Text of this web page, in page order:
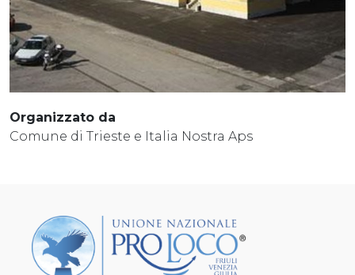
Organizzato da
Comune di Trieste e Italia Nostra Aps